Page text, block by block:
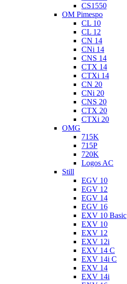
CS1550
OM Pimespo
CL 10
CL 12
CN 14
CNi 14
CNS 14
CTX 14
CTXi 14
CN 20
CNi 20
CNS 20
CTX 20
CTXi 20
OMG
715K
715P
720K
Logos AC
Still
EGV 10
EGV 12
EGV 14
EGV 16
EXV 10 Basic
EXV 10
EXV 12
EXV 12i
EXV 14 C
EXV 14i C
EXV 14
EXV 14i